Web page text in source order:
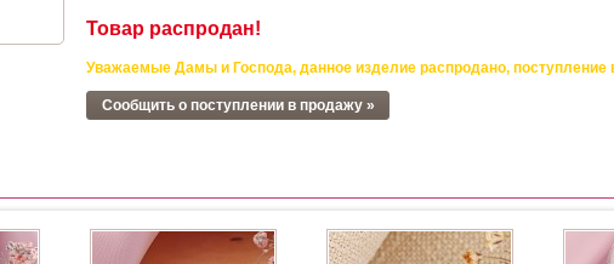
Товар распродан!
Уважаемые Дамы и Господа, данное изделие распродано,
Сообщить о поступлении в продажу »